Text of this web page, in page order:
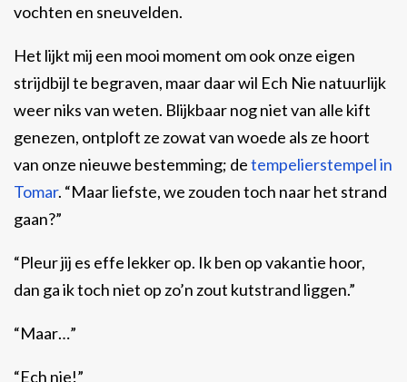
vochten en sneuvelden.
Het lijkt mij een mooi moment om ook onze eigen
strijdbijl te begraven, maar daar wil Ech Nie natuurlijk
weer niks van weten. Blijkbaar nog niet van alle kift
genezen, ontploft ze zowat van woede als ze hoort
van onze nieuwe bestemming; detempelierstempel in
Tomar. “Maar liefste, we zouden toch naar het strand
gaan?”
“Pleur jij es effe lekker op. Ik ben op vakantie hoor,
dan ga ik toch niet op zo’n zout kutstrand liggen.”
“Maar…”
“Ech nie!”